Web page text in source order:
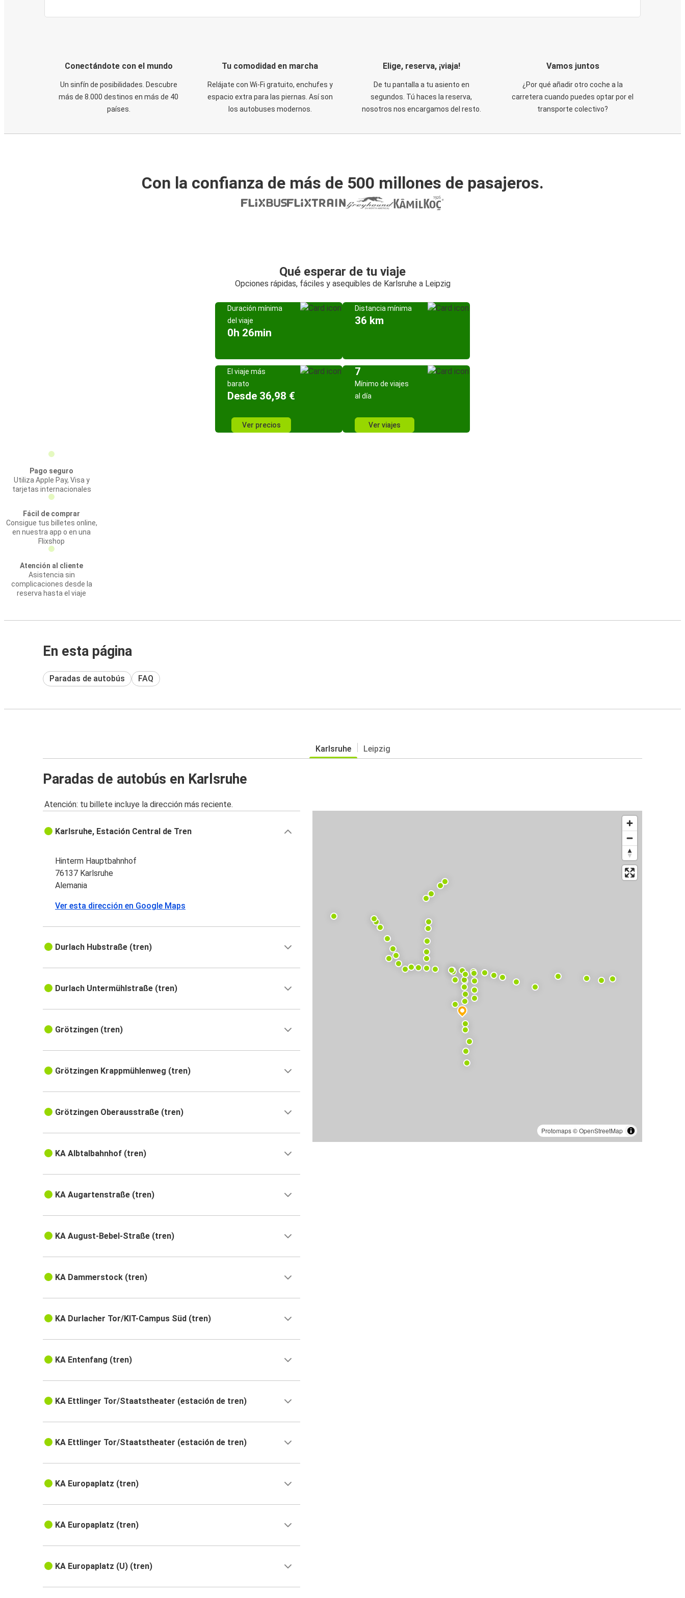
Conectándote con el mundo
Un sinfín de posibilidades. Descubre
más de 8.000 destinos en más de 40
países.
Tu comodidad en marcha
Relájate con Wi-Fi gratuito, enchufes y
espacio extra para las piernas. Así son
los autobuses modernos.
Elige, reserva, ¡viaja!
De tu pantalla a tu asiento en
segundos. Tú haces la reserva,
nosotros nos encargamos del resto.
Vamos juntos
¿Por qué añadir otro coche a la
carretera cuando puedes optar por el
transporte colectivo?
Con la confianza de más de 500 millones de pasajeros.
Qué esperar de tu viaje
Opciones rápidas, fáciles y asequibles de Karlsruhe a Leipzig
Duración mínima
del viaje
0h 26min
Distancia mínima
36 km
El viaje más
barato
Desde 36,98 €
Ver precios
7
Mínimo de viajes
al día
Ver viajes
Pago seguro
Utiliza Apple Pay, Visa y
tarjetas internacionales
Fácil de comprar
Consigue tus billetes online,
en nuestra app o en una
Flixshop
Atención al cliente
Asistencia sin
complicaciones desde la
reserva hasta el viaje
En esta página
Paradas de autobús FAQ
Karlsruhe Leipzig
Paradas de autobús en Karlsruhe
Atención: tu billete incluye la dirección más reciente.
Protomaps©OpenStreetMap
Karlsruhe, Estación Central de Tren
Hinterm Hauptbahnhof
76137 Karlsruhe
Alemania
Ver esta dirección en Google Maps
Durlach Hubstraße (tren)
Durlach Untermühlstraße (tren)
Grötzingen (tren)
Grötzingen Krappmühlenweg (tren)
Grötzingen Oberausstraße (tren)
KA Albtalbahnhof (tren)
KA Augartenstraße (tren)
KA August-Bebel-Straße (tren)
KA Dammerstock (tren)
KA Durlacher Tor/KIT-Campus Süd (tren)
KA Entenfang (tren)
KA Ettlinger Tor/Staatstheater (estación de tren)
KA Ettlinger Tor/Staatstheater (estación de tren)
KA Europaplatz (tren)
KA Europaplatz (tren)
KA Europaplatz (U) (tren)